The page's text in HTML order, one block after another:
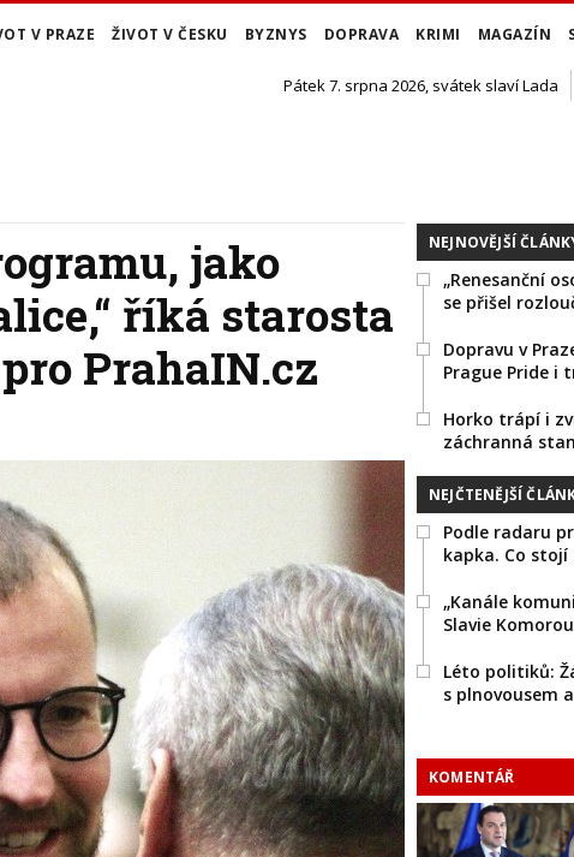
V PRAZE ŽIVOT V ČESKU BYZNYS DOPRAVA KRIMI MAGAZÍN
Pátek 7. srpna 2026, svátek slaví Lada
jako
říká starosta
PrahaIN.cz
NEJNOVĚJŠÍ
„Renesanční
se přišel
Dopravu v
Prague Pride i
Horko trápí i
záchranná
NEJČTENĚJŠÍ
Podle radaru
kapka. Co
„Kanále
Slavie
Léto politiků:
s plnovousem
KOMENTÁŘ